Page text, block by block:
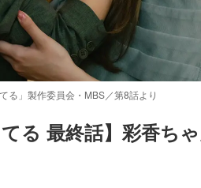
る」製作委員会・MBS／第8話より
る 最終話】彩香ち